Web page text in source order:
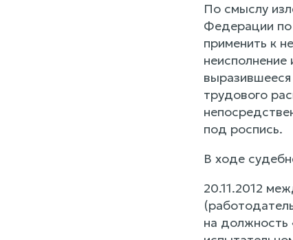
По смыслу
Федерации по
применить к
трудового
под роспись.
В ходе
20.11.2012
на должность